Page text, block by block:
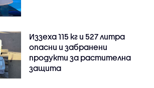
Иззеха 115 кг и 527 литра
опасни и забранени
продукти за растителна
защита